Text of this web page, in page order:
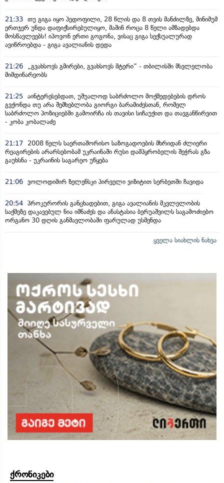
21:33 თუ გიგა იყო პედოფილი, 28 წლის და 8 თვის მანძილზე, მინიმუმ
ერთჯერ უნდა დაფიქსირებულიყო, მაშინ როცა 8 წელი ამზადებდა
მოსწავლეებს! იპოვონ ერთი გოგონა, ვისაც გიგა სექსუალურად
ავიწროებდა - გიგა ავალიანის დედა
21:26
„გვახსოვს გმირები, გვახსოვს მტერი” - თბილისში მსვლელობა
მიმდინარეობს
21:25 აინტერესებდათ, უშუალოდ საბრძოლო მოქმედებების დროს
გვქონდა თუ არა შემხებლობა გიორგი ბარამიძესთან, რომელ
საბრძოლო პოზიციებში გამოირჩა ის თავისი სიჩაუქით და თავგანწირვით
- კობა კობალაძე
21:17
2008 წელს საერთაშორისო საზოგადოების მხრიდან ძლიერი
რეაგირების არარსებობამ უკრაინაში რუსი დამპყრობელის შეჭრას გზა
გაუხსნა - უკრაინის საგარეო უწყება
21:06 ვოლოდიმირ ზელენსკი პირველი ვიზიტით სერბეთში ჩავიდა
20:54 პროკურორის განცხადებით, გიგა ავალიანის მკვლელობის
საქმეზე დაკავებულ ნია იმნაძეს და ანასტასია ბერუაშვილს საგამოძიებო
ორგანო 30 დღის განმავლობაში ფარულად უსმენდა
ყველა სიახლის ნახვა
ქრონიკები